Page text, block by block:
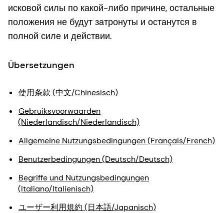
исковой силы по какой-либо причине, остальные
положения не будут затронуты и останутся в
полной силе и действии.
Übersetzungen
使用条款 (中文/Chinesisch)
Gebruiksvoorwaarden
(Niederländisch/Niederländisch)
Allgemeine Nutzungsbedingungen (Français/French)
Benutzerbedingungen (Deutsch/Deutsch)
Begriffe und Nutzungsbedingungen
(Italiano/Italienisch)
ユーザー利用規約 (日本語/Japanisch)